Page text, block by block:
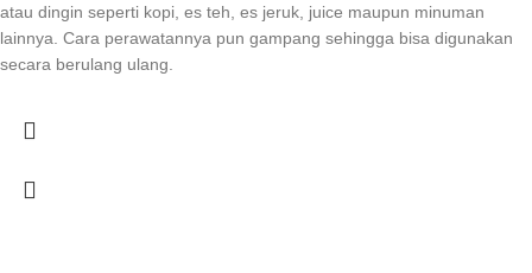
atau dingin seperti kopi, es teh, es jeruk, juice maupun minuman
lainnya. Cara perawatannya pun gampang sehingga bisa digunakan
secara berulang ulang.